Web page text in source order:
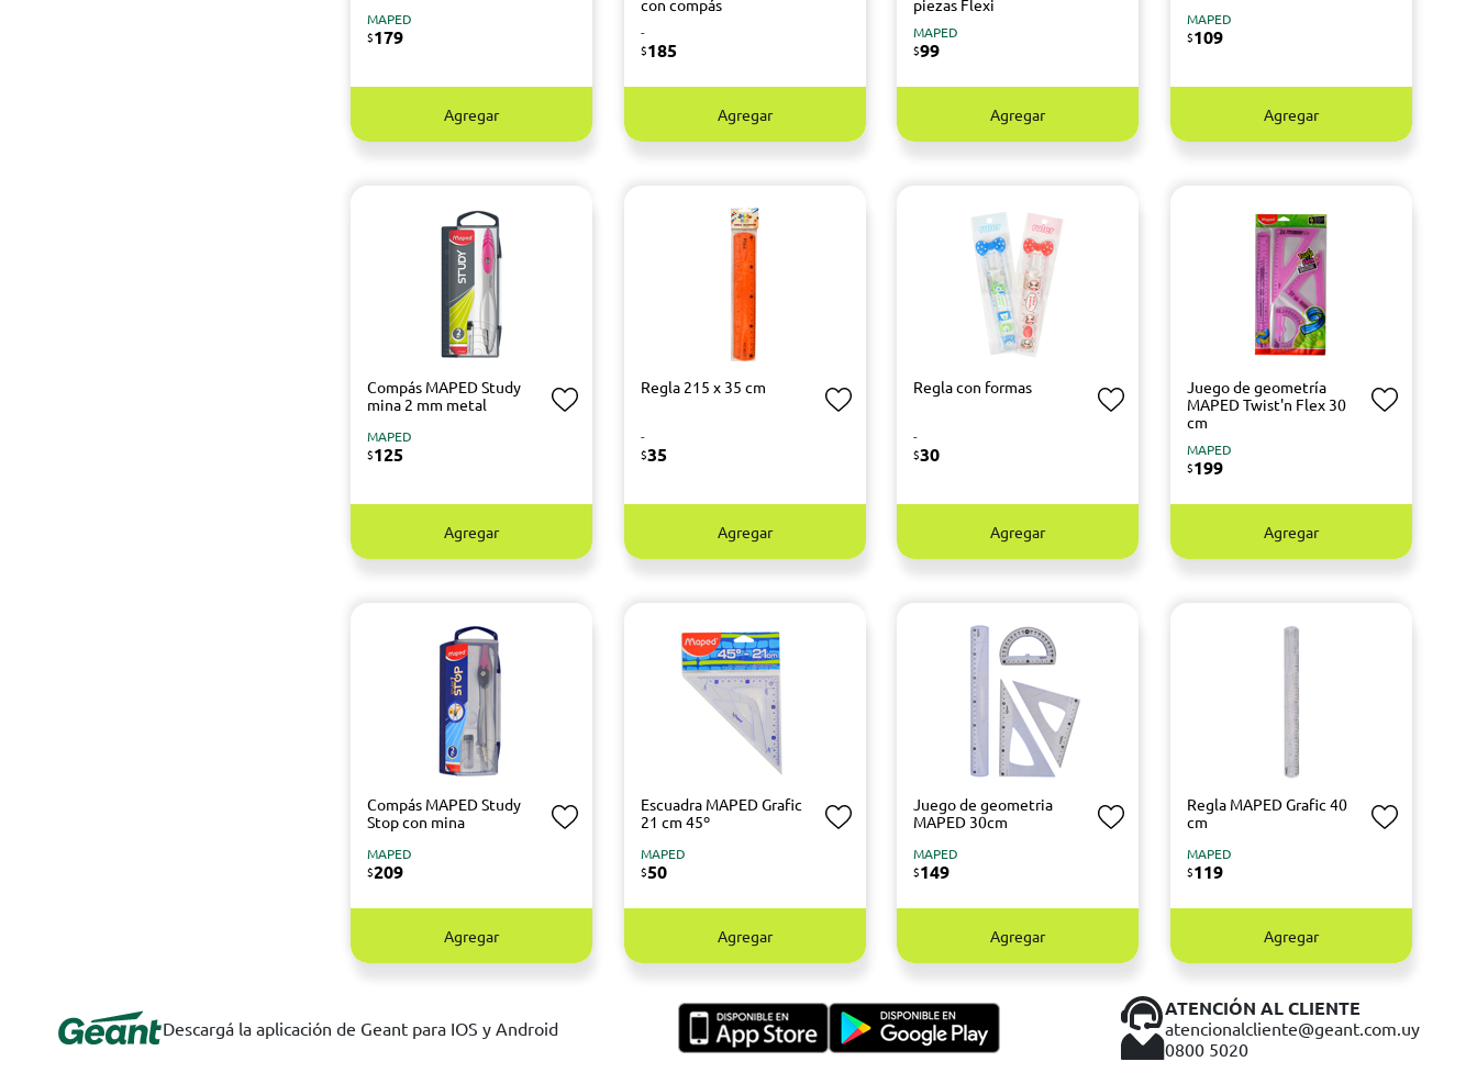
MAPED
$179
Agregar
con compás
-
$185
Agregar
piezas Flexi
MAPED
$99
Agregar
MAPED
$109
Agregar
Compás MAPED Study
mina 2 mm metal
MAPED
$125
Agregar
Regla 215 x 35 cm
-
$35
Agregar
Regla con formas
-
$30
Agregar
Juego de geometría
MAPED Twist'n Flex 30
cm
MAPED
$199
Agregar
Compás MAPED Study
Stop con mina
MAPED
$209
Agregar
Escuadra MAPED Grafic
21 cm 45º
MAPED
$50
Agregar
Juego de geometria
MAPED 30cm
MAPED
$149
Agregar
Regla MAPED Grafic 40
cm
MAPED
$119
Agregar
Descargá la aplicación de Geant para IOS y Android
ATENCIÓN AL CLIENTE
atencionalcliente@geant.com.uy
0800 5020